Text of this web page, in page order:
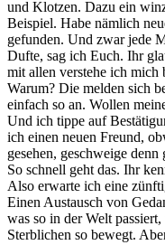
und Klotzen. Dazu ein
Beispiel. Habe nämlich
gefunden. Und zwar jede
Dufte, sag ich Euch. Ihr
mit allen verstehe ich mich
Warum? Die melden sich
einfach so an. Wollen
Und ich tippe auf
ich einen neuen Freund,
gesehen, geschweige denn
So schnell geht das. Ihr
Also erwarte ich eine
Einen Austausch von
was so in der Welt
Sterblichen so bewegt.